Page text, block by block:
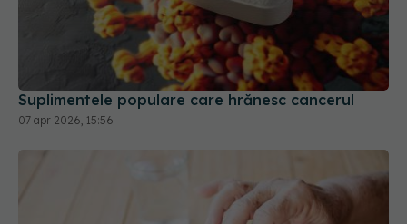
Suplimentele populare care hrănesc cancerul
07 apr 2026, 15:56